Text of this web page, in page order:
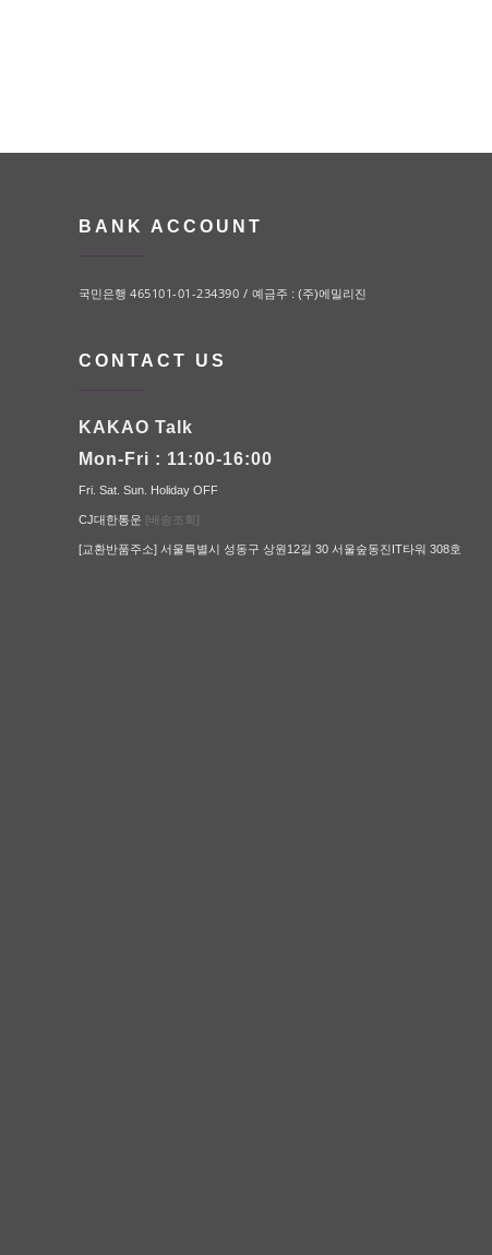
BANK ACCOUNT
국민은행 465101-01-234390 / 예금주 : (주)에밀리진
CONTACT US
KAKAO Talk
Mon-Fri : 11:00-16:00
Fri. Sat. Sun. Holiday OFF
CJ대한통운 [배송조회]
[교환반품주소] 서울특별시 성동구 상원12길 30 서울숲동진IT타워 308호